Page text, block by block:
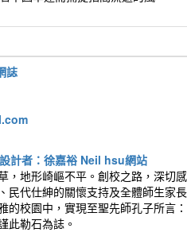
誌
，地形崎嶇不平。創校之路，深切
民代仕紳的關懷支持及全體師生家
的校園中，實現至聖先師孔子所言
此勒石為誌。